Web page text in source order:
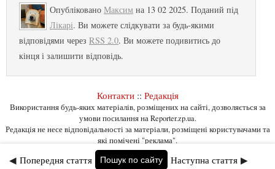
Опубліковано Максим на 13 02 2025. Поданий під
Лікарі. Ви можете слідкувати за будь-якими
відповідями через RSS 2.0. Ви можете подивитись до
кінця і залишити відповідь.
◀ Попередня стаття Пошук по сайту Наступна стаття ▶
Контакти:: Редакція
Використання будь-яких матеріалів, розміщених на сайті, дозволяється за
умови посилання на Reporter.zp.ua.
Редакція не несе відповідальності за матеріали, розміщені користувачами та
які помічені "реклама".